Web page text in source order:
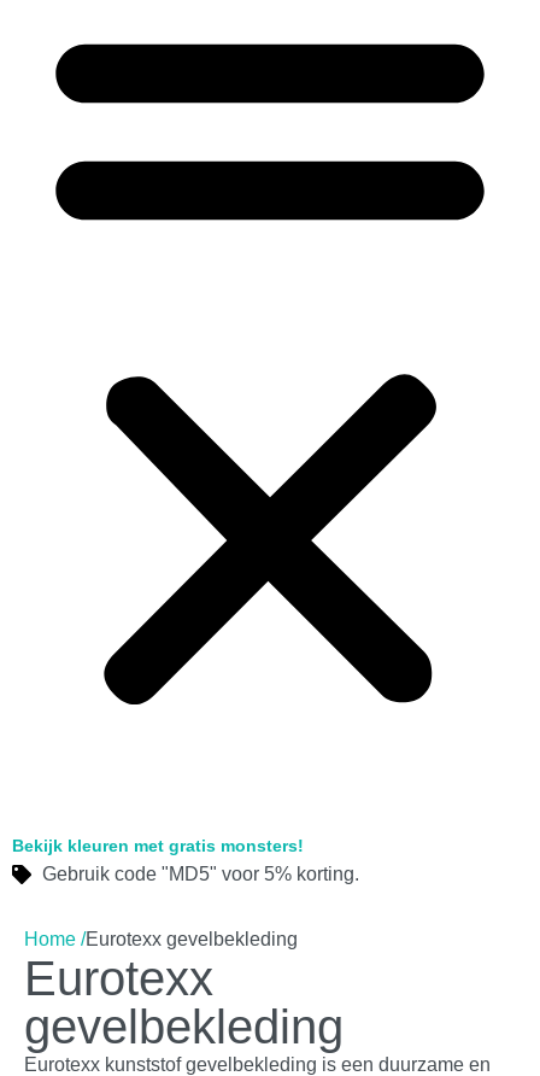
Bekijk kleuren met gratis monsters!
Gebruik code "MD5" voor 5% korting.
Home /Eurotexx gevelbekleding
Eurotexx
gevelbekleding
Eurotexx kunststof gevelbekleding is een duurzame en